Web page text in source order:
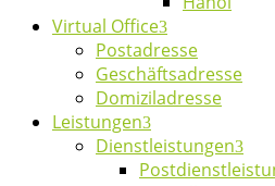
Virtual Office
Postadresse
Geschäftsadresse
Domiziladresse
Leistungen
Dienstleistungen